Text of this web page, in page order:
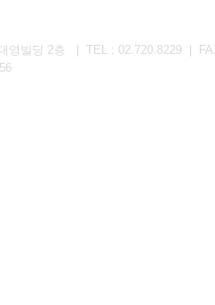
영빌딩 2층 | TEL : 02.720.8229 |